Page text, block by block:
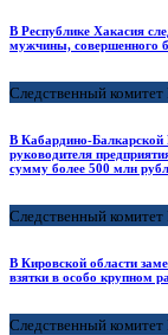
В Республике Хакасия
мужчины, совершенного
Следственный
В Кабардино-Балкарской
руководителя
сумму более 500 млн
Следственный
В Кировской области
взятки в особо крупном
Следственный